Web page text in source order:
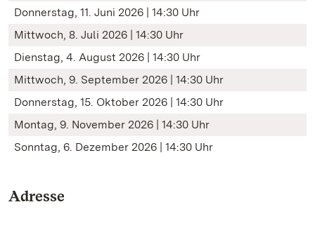
Donnerstag, 11. Juni 2026 | 14:30 Uhr
Mittwoch, 8. Juli 2026 | 14:30 Uhr
Dienstag, 4. August 2026 | 14:30 Uhr
Mittwoch, 9. September 2026 | 14:30 Uhr
Donnerstag, 15. Oktober 2026 | 14:30 Uhr
Montag, 9. November 2026 | 14:30 Uhr
Sonntag, 6. Dezember 2026 | 14:30 Uhr
Adresse